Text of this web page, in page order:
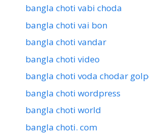
bangla choti vabi choda
bangla choti vai bon
bangla choti vandar
bangla choti video
bangla choti voda chodar
bangla choti wordpress
bangla choti world
bangla choti. com